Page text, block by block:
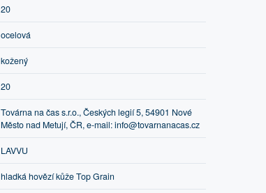
20
ocelová
kožený
20
Továrna na čas s.r.o., Českých legií 5, 54901 Nové
Město nad Metují, ČR, e-mail: info@tovarnanacas.cz
LAVVU
hladká hovězí kůže Top Grain